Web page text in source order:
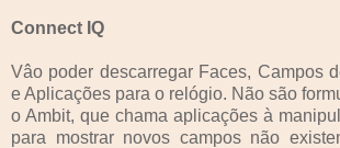
Connect IQ
Vâo poder descarregar Faces, Campos
e Aplicações para o relógio. Não são
o Ambit, que chama aplicações à
para mostrar novos campos não